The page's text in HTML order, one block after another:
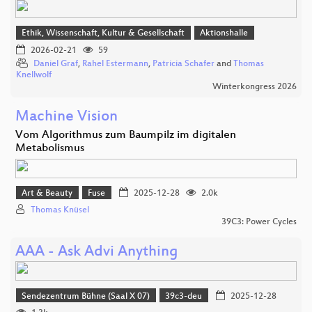
Ethik, Wissenschaft, Kultur & Gesellschaft
Aktionshalle
2026-02-21
59
Daniel Graf, Rahel Estermann, Patricia Schafer and Thomas
Knellwolf
Winterkongress 2026
Machine Vision
Vom Algorithmus zum Baumpilz im digitalen
Metabolismus
Art & Beauty Fuse 2025-12-28
2.0k
Thomas Knüsel
39C3: Power Cycles
AAA - Ask Advi Anything
Sendezentrum Bühne (Saal X 07) 39c3-deu
2025-12-28